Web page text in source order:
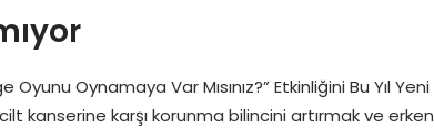
Oynamaya Var Mısınız?” Etkinliğini Bu Yıl Yeni
kanserine karşı korunma bilincini artırmak ve erken